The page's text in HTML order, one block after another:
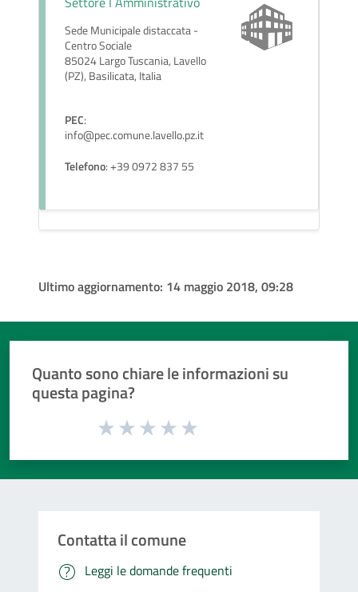
Sede Municipale distaccata -
Centro Sociale
85024 Largo Tuscania, Lavello
(PZ), Basilicata, Italia
PEC:
info@pec.comune.lavello.pz.it
Telefono: +39 0972 837 55
Ultimo aggiornamento: 14 maggio 2018, 09:28
Quanto sono chiare le informazioni su
questa pagina?
Valuta da 1 a 5 stelle la pagina
Contatta il comune
Leggi le domande frequenti